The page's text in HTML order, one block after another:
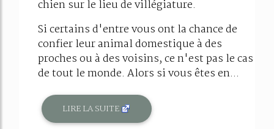
chien sur le lieu de villégiature.
Si certains d'entre vous ont la chance de
confier leur animal domestique à des
proches ou à des voisins, ce n'est pas le cas
de tout le monde. Alors si vous êtes en...
LIRE LA SUITE